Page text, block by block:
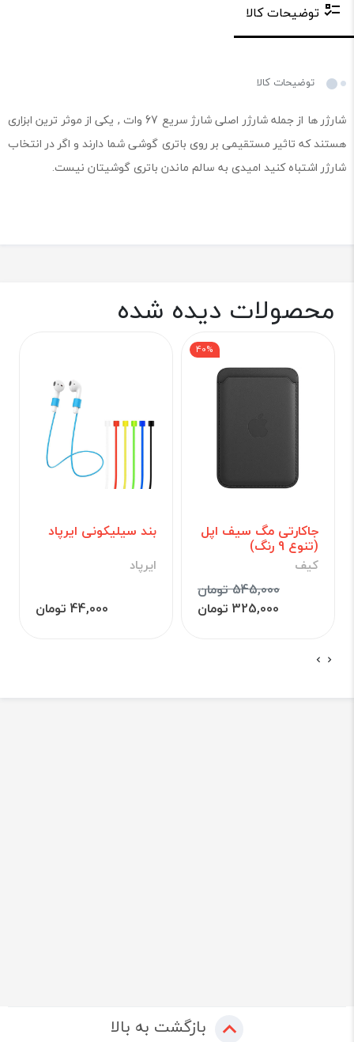
توضیحات کالا
توضیحات کالا
شارژر ها از جمله شارژر اصلی شارژ سریع 67 وات , یکی از موثر ترین ابزاری
هستند که تاثیر مستقیمی بر روی باتری گوشی شما دارند و اگر در انتخاب
شارژر اشتباه کنید امیدی به سالم ماندن باتری گوشیتان نیست.
محصولات دیده شده
جاکارتی مگ سیف اپل
(تنوع 9 رنگ)
کیف
545,000 تومان
40%
325,000 تومان
بند سیلیکونی ایرپاد
ایرپاد
44,000 تومان
بازگشت به بالا